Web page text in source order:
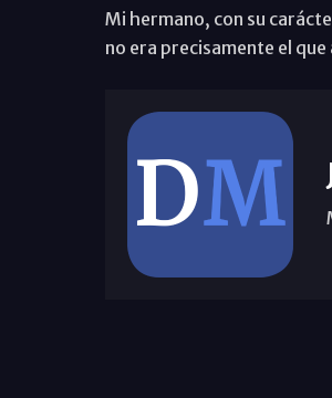
Mi hermano, con su
no era precisamente el